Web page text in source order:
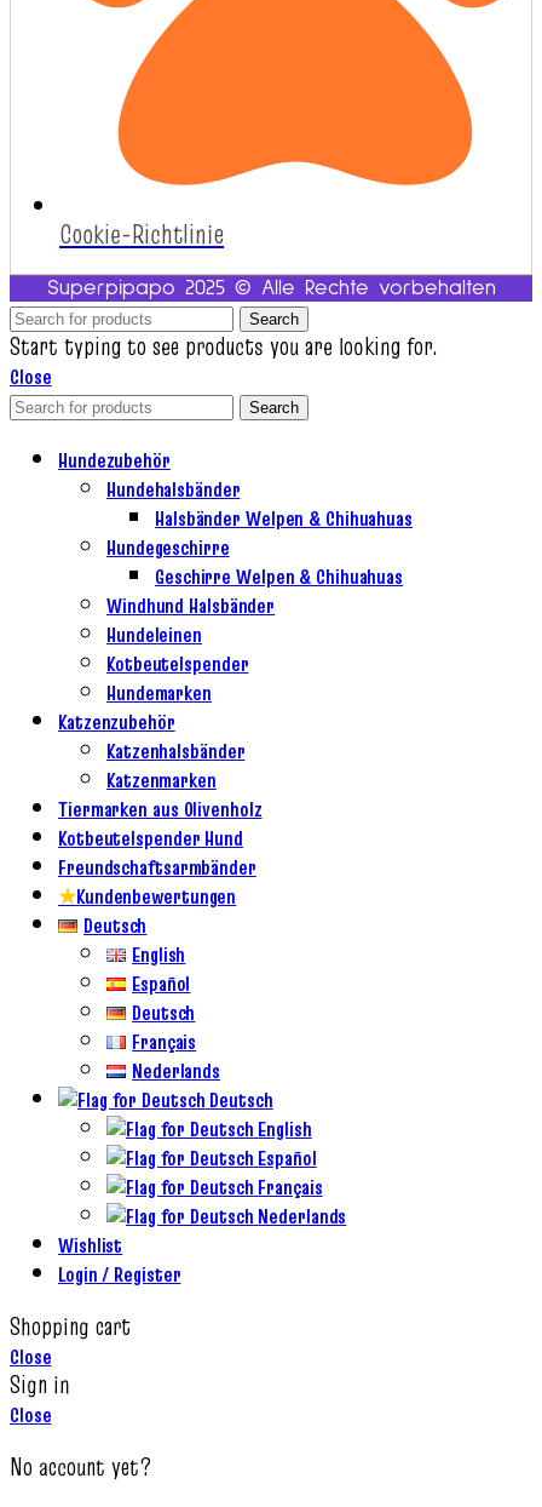
Cookie-Richtlinie
Superpipapo 2025 © Alle Rechte vorbehalten
Search
Start typing to see products you are looking for.
Close
Search
Hundezubehör
Hundehalsbänder
Halsbänder Welpen & Chihuahuas
Hundegeschirre
Geschirre Welpen & Chihuahuas
Windhund Halsbänder
Hundeleinen
Kotbeutelspender
Hundemarken
Katzenzubehör
Katzenhalsbänder
Katzenmarken
Tiermarken aus Olivenholz
Kotbeutelspender Hund
Freundschaftsarmbänder
★Kundenbewertungen
Deutsch
English
Español
Deutsch
Français
Nederlands
Deutsch
English
Español
Français
Nederlands
Wishlist
Login / Register
Shopping cart
Close
Sign in
Close
No account yet?